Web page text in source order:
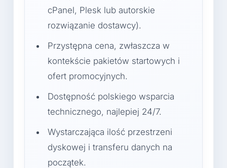
cPanel, Plesk lub autorskie
rozwiązanie dostawcy).
Przystępna cena, zwłaszcza w
kontekście pakietów startowych i
ofert promocyjnych.
Dostępność polskiego wsparcia
technicznego, najlepiej 24/7.
Wystarczająca ilość przestrzeni
dyskowej i transferu danych na
początek.